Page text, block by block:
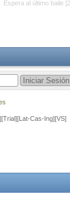
Espera al último baile
Cas-Ing][VS]